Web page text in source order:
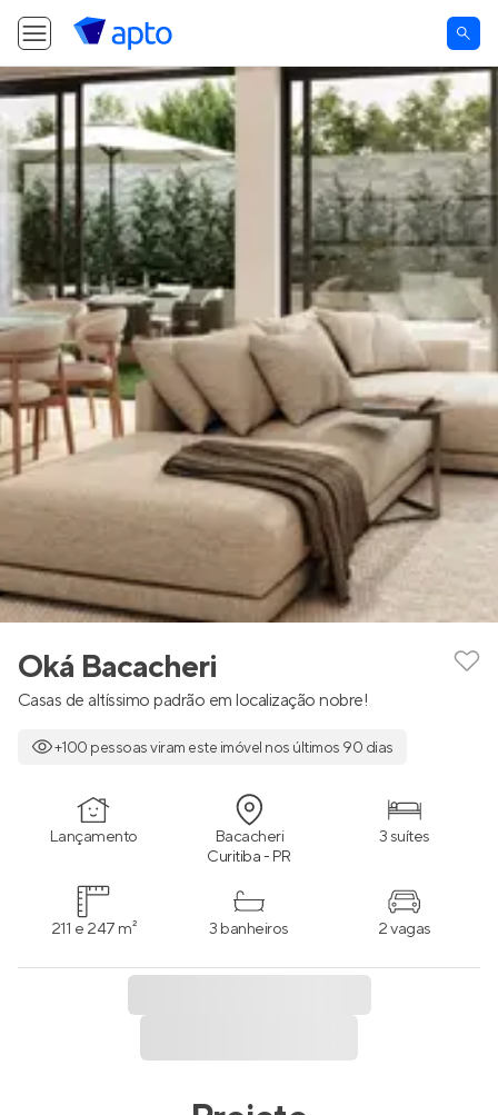
Oká Bacacheri
Casas de altíssimo padrão em localização nobre!
+100 pessoas viram este imóvel nos últimos 90 dias
Lançamento Bacacheri
Curitiba - PR
3 suítes
211 e 247 m² 3 banheiros 2 vagas